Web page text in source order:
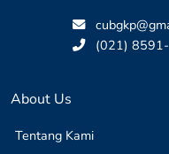
(021)
About Us
Tentang Kami